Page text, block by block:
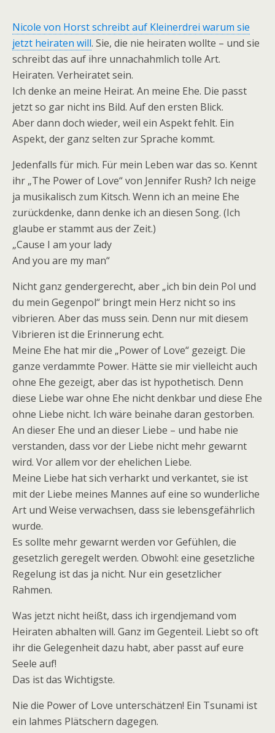
Nicole von Horst schreibt auf Kleinerdrei warum sie
jetzt heiraten will. Sie, die nie heiraten wollte – und sie
schreibt das auf ihre unnachahmlich tolle Art.
Heiraten. Verheiratet sein.
Ich denke an meine Heirat. An meine Ehe. Die passt
jetzt so gar nicht ins Bild. Auf den ersten Blick.
Aber dann doch wieder, weil ein Aspekt fehlt. Ein
Aspekt, der ganz selten zur Sprache kommt.
Jedenfalls für mich. Für mein Leben war das so. Kennt
ihr „The Power of Love“ von Jennifer Rush? Ich neige
ja musikalisch zum Kitsch. Wenn ich an meine Ehe
zurückdenke, dann denke ich an diesen Song. (Ich
glaube er stammt aus der Zeit.)
„Cause I am your lady
And you are my man“
Nicht ganz gendergerecht, aber „ich bin dein Pol und
du mein Gegenpol“ bringt mein Herz nicht so ins
vibrieren. Aber das muss sein. Denn nur mit diesem
Vibrieren ist die Erinnerung echt.
Meine Ehe hat mir die „Power of Love“ gezeigt. Die
ganze verdammte Power. Hätte sie mir vielleicht auch
ohne Ehe gezeigt, aber das ist hypothetisch. Denn
diese Liebe war ohne Ehe nicht denkbar und diese Ehe
ohne Liebe nicht. Ich wäre beinahe daran gestorben.
An dieser Ehe und an dieser Liebe – und habe nie
verstanden, dass vor der Liebe nicht mehr gewarnt
wird. Vor allem vor der ehelichen Liebe.
Meine Liebe hat sich verharkt und verkantet, sie ist
mit der Liebe meines Mannes auf eine so wunderliche
Art und Weise verwachsen, dass sie lebensgefährlich
wurde.
Es sollte mehr gewarnt werden vor Gefühlen, die
gesetzlich geregelt werden. Obwohl: eine gesetzliche
Regelung ist das ja nicht. Nur ein gesetzlicher
Rahmen.
Was jetzt nicht heißt, dass ich irgendjemand vom
Heiraten abhalten will. Ganz im Gegenteil. Liebt so oft
ihr die Gelegenheit dazu habt, aber passt auf eure
Seele auf!
Das ist das Wichtigste.
Nie die Power of Love unterschätzen! Ein Tsunami ist
ein lahmes Plätschern dagegen.